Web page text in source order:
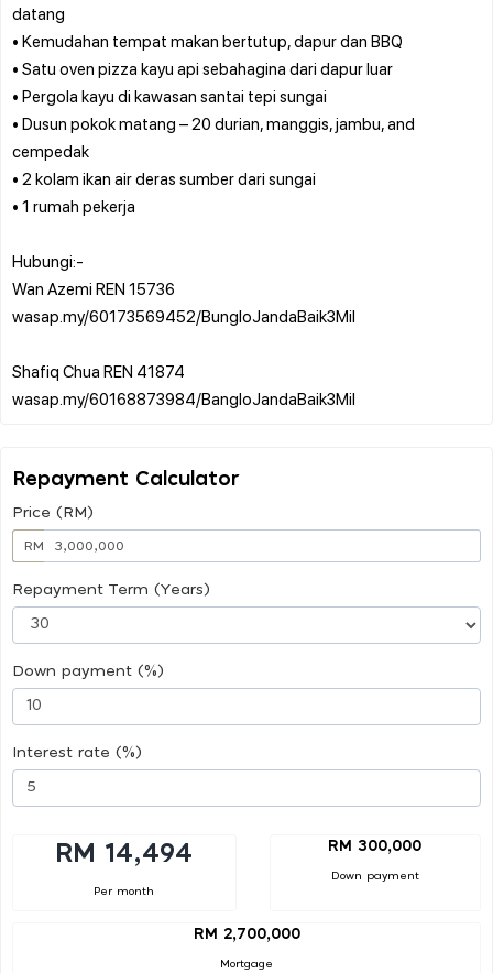
datang
• Kemudahan tempat makan bertutup, dapur dan BBQ
• Satu oven pizza kayu api sebahagina dari dapur luar
• Pergola kayu di kawasan santai tepi sungai
• Dusun pokok matang – 20 durian, manggis, jambu, and
cempedak
• 2 kolam ikan air deras sumber dari sungai
• 1 rumah pekerja
Hubungi:-
Wan Azemi REN 15736
wasap.my/60173569452/BungloJandaBaik3Mil
Shafiq Chua REN 41874
Repayment Calculator
Price (RM)
RM
Repayment Term (Years)
Down payment (%)
Interest rate (%)
RM 14,494
Per month
RM 300,000
Down payment
RM 2,700,000
Mortgage